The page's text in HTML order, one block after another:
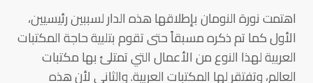
اهتمت نورة النومان بإطلاقها هذه الدار لسببين رئيسيين،
الأول كما تم ذكره مسبقاً حتى تقوم بتلبية حاجة المكتبات
العربية لهذا النوع من الأعمال التي تمتلئ بها مكتبات
العالم، وتفتقر لها المكتبات العربية. والثاني لأن هذه